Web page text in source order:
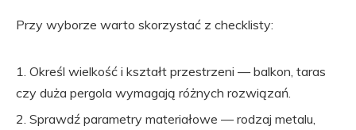
Przy wyborze warto skorzystać z checklisty:
Określ wielkość i kształt przestrzeni — balkon, taras
czy duża pergola wymagają różnych rozwiązań.
Sprawdź parametry materiałowe — rodzaj metalu,